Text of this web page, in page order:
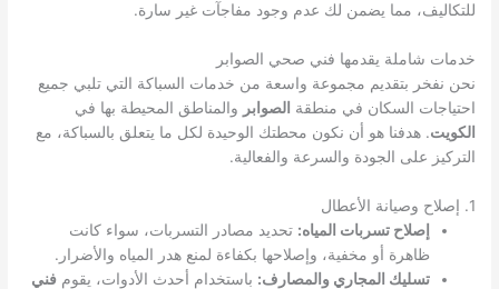
للتكاليف، مما يضمن لك عدم وجود مفاجآت غير سارة.
خدمات شاملة يقدمها فني صحي الصوابر
نحن نفخر بتقديم مجموعة واسعة من خدمات السباكة التي تلبي جميع
احتياجات السكان في منطقة الصوابر والمناطق المحيطة بها في
الكويت. هدفنا هو أن نكون محطتك الوحيدة لكل ما يتعلق بالسباكة، مع
التركيز على الجودة والسرعة والفعالية.
1. إصلاح وصيانة الأعطال
إصلاح تسربات المياه: تحديد مصادر التسربات، سواء كانت
ظاهرة أو مخفية، وإصلاحها بكفاءة لمنع هدر المياه والأضرار.
تسليك المجاري والمصارف: باستخدام أحدث الأدوات، يقومفني